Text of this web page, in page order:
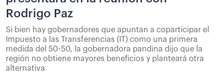
Rodrigo Paz
Si bien hay gobernadores que apuntan a coparticipar el
Impuesto a las Transferencias (IT) como una primera
medida del 50-50, la gobernadora pandina dijo que la
región no obtiene mayores beneficios y planteará otra
alternativa